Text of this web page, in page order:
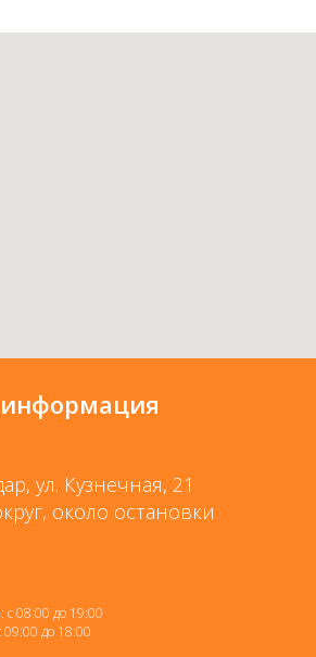
информация
ул. Кузнечная, 21
около остановки
08:00 до 19:00
09:00 до 18:00